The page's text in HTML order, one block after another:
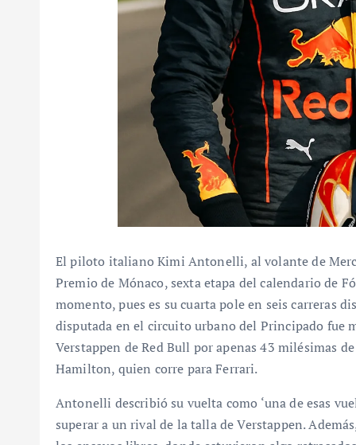
El piloto italiano Kimi Antonelli, al volante de
Premio de Mónaco, sexta etapa del calendario de
momento, pues es su cuarta pole en seis carreras
disputada en el circuito urbano del Principado fue
Verstappen de Red Bull por apenas 43 milésimas
Hamilton, quien corre para Ferrari.
Antonelli describió su vuelta como ‘una de esas
superar a un rival de la talla de Verstappen.